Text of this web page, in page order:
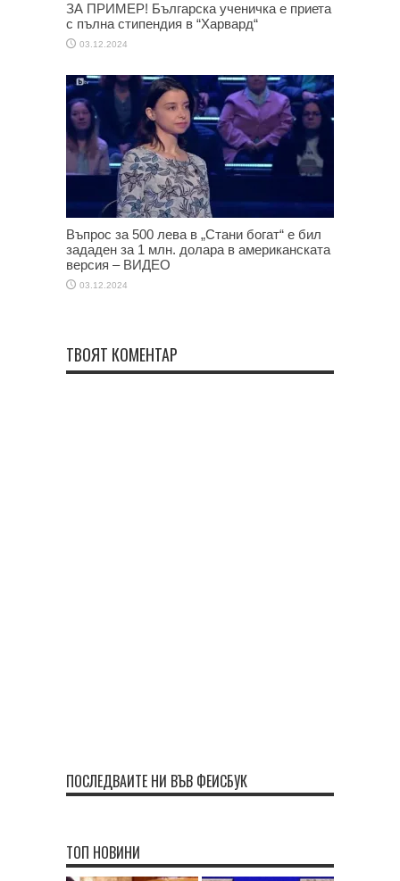
ЗА ПРИМЕР! Българска ученичка е приета
с пълна стипендия в “Харвард“
03.12.2024
Въпрос за 500 лева в „Стани богат“ е бил
зададен за 1 млн. долара в американската
версия – ВИДЕО
03.12.2024
ТВОЯТ КОМЕНТАР
ПОСЛЕДВАЙТЕ НИ ВЪВ ФЕЙСБУК
ТОП НОВИНИ